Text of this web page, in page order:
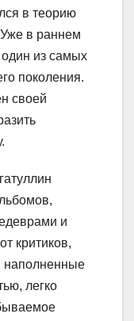
в теорию
в раннем
один из самых
поколения.
своей
и
критиков,
наполненные
легко